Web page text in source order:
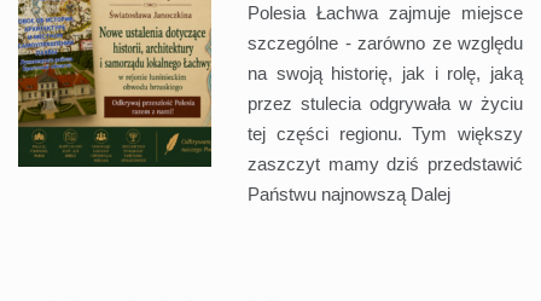
Polesia Łachwa zajmuje miejsce
szczególne - zarówno ze względu
na swoją historię, jak i rolę, jaką
przez stulecia odgrywała w życiu
tej części regionu. Tym większy
zaszczyt mamy dziś przedstawić
Państwu najnowszą Dalej